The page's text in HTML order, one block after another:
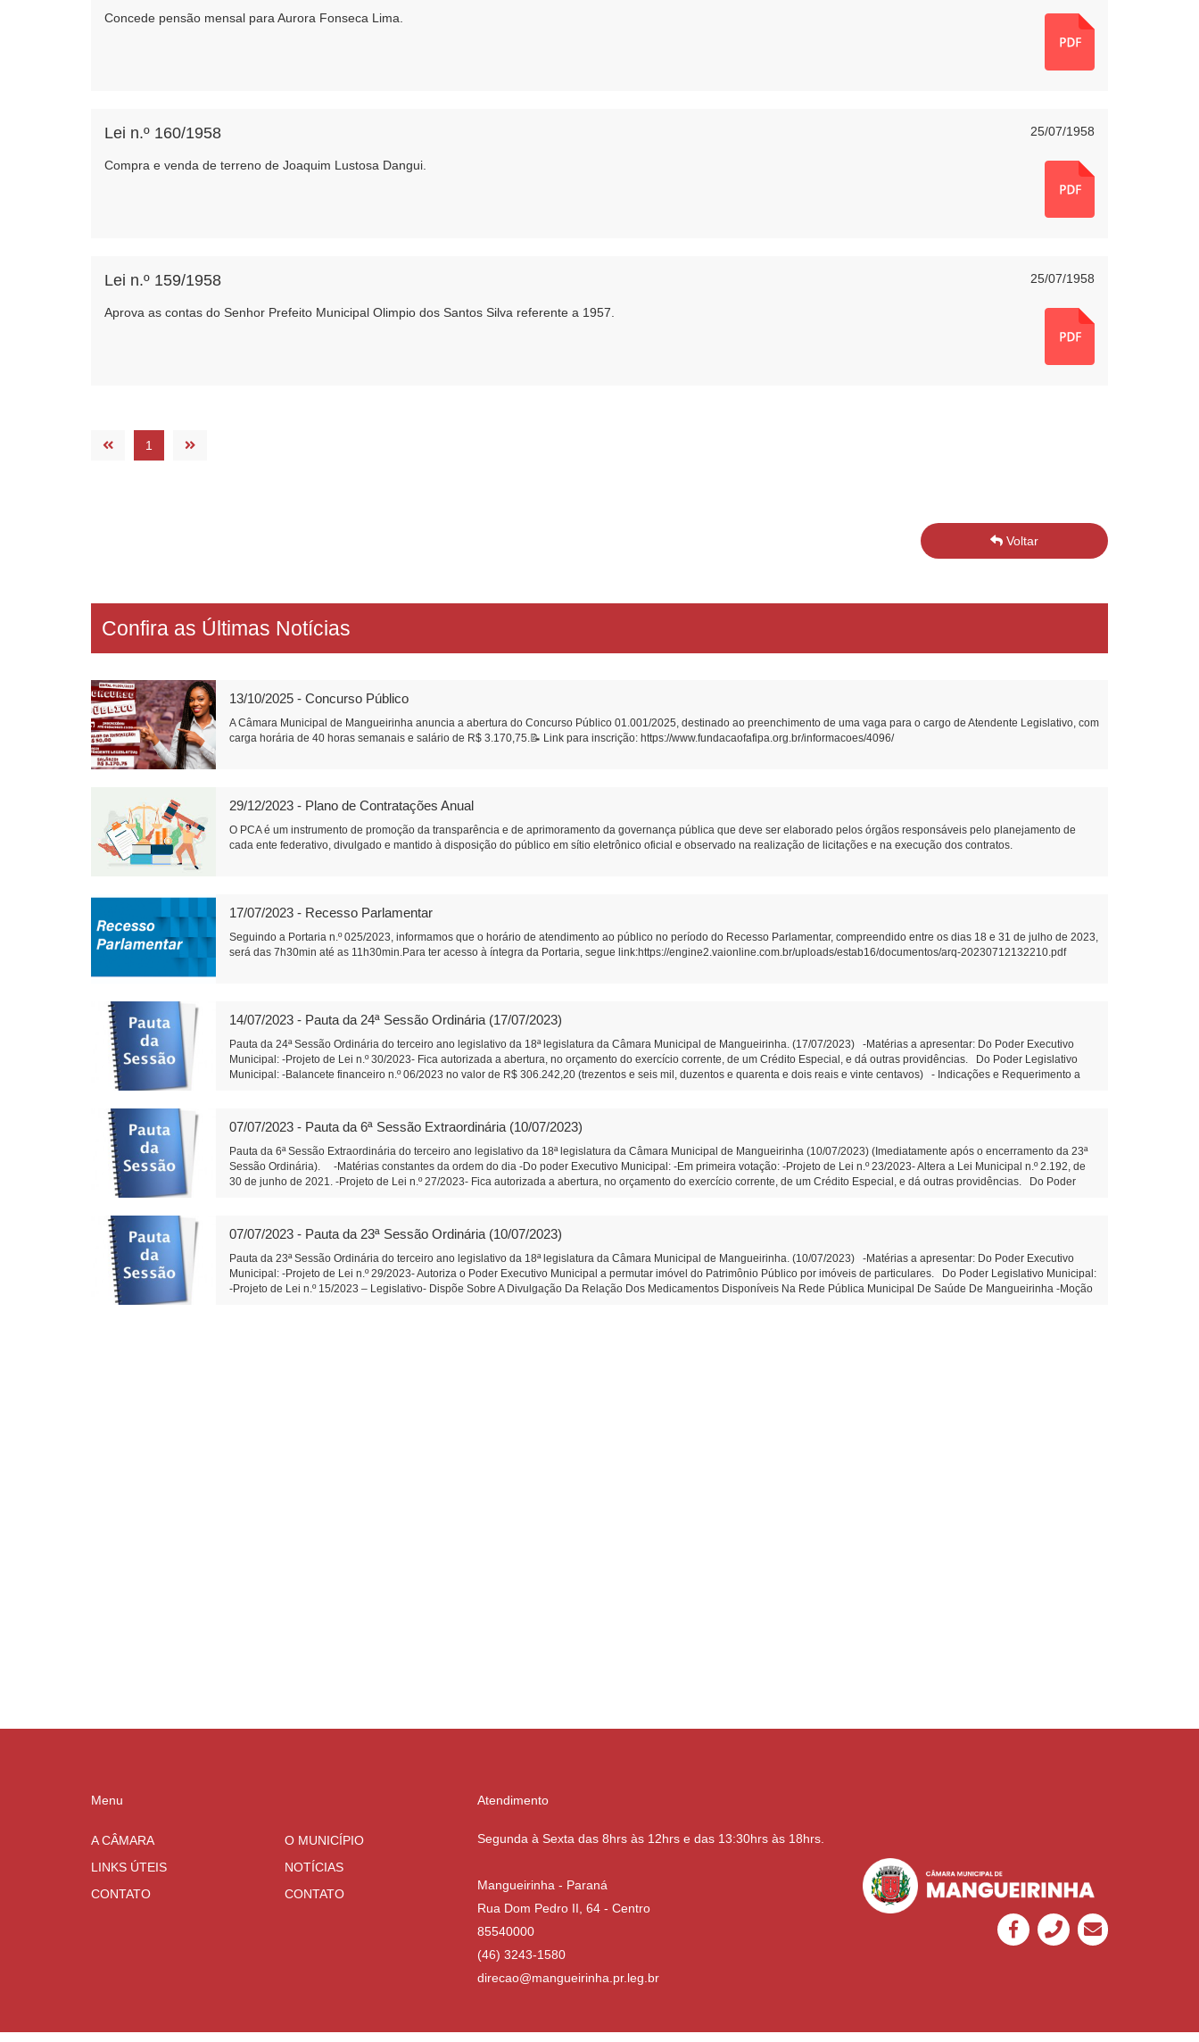
Concede pensão mensal para Aurora Fonseca Lima.
25/07/1958
Lei n.º 160/1958
Compra e venda de terreno de Joaquim Lustosa Dangui.
25/07/1958
Lei n.º 159/1958
Aprova as contas do Senhor Prefeito Municipal Olimpio dos Santos Silva referente a 1957.
1
Voltar
Confira as Últimas Notícias
13/10/2025 - Concurso Público
A Câmara Municipal de Mangueirinha anuncia a abertura do Concurso Público 01.001/2025, destinado ao preenchimento de uma vaga para o cargo de Atendente Legislativo, com
carga horária de 40 horas semanais e salário de R$ 3.170,75.📝 Link para inscrição: https://www.fundacaofafipa.org.br/informacoes/4096/
29/12/2023 - Plano de Contratações Anual
O PCA é um instrumento de promoção da transparência e de aprimoramento da governança pública que deve ser elaborado pelos órgãos responsáveis pelo planejamento de
cada ente federativo, divulgado e mantido à disposição do público em sítio eletrônico oficial e observado na realização de licitações e na execução dos contratos.
17/07/2023 - Recesso Parlamentar
Seguindo a Portaria n.º 025/2023, informamos que o horário de atendimento ao público no período do Recesso Parlamentar, compreendido entre os dias 18 e 31 de julho de 2023,
será das 7h30min até as 11h30min.Para ter acesso à íntegra da Portaria, segue link:https://engine2.vaionline.com.br/uploads/estab16/documentos/arq-20230712132210.pdf
14/07/2023 - Pauta da 24ª Sessão Ordinária (17/07/2023)
Pauta da 24ª Sessão Ordinária do terceiro ano legislativo da 18ª legislatura da Câmara Municipal de Mangueirinha. (17/07/2023) -Matérias a apresentar: Do Poder Executivo
Municipal: -Projeto de Lei n.º 30/2023- Fica autorizada a abertura, no orçamento do exercício corrente, de um Crédito Especial, e dá outras providências. Do Poder Legislativo
Municipal: -Balancete financeiro n.º 06/2023 no valor de R$ 306.242,20 (trezentos e seis mil, duzentos e quarenta e dois reais e vinte centavos) - Indicações e Requerimento a
distribua calcário dolomítico aos produtores da Associação de Produtores Rurais da Comunidade de Linha Boa Sorte. (Diego Bortokoski) -Matérias constantes na Ordem do Dia
Do Poder Executivo Municipal: -Em Segunda Votação: -Projeto de Lei n.º 23/2023- Altera a Lei Municipal n.º 2.192, de 30 de junho de 2021. -Projeto de Lei n.º 27/2023- Fica
autorizada a abertura, no orçamento do exercício corrente, de um Crédito Especial, e dá outras providências. Em Primeira Votação: -Projeto de Lei n.º 28/2023- Autoriza o Poder
Executivo Municipal a firmar transferência voluntaria com a ASERMAN – Associação dos Servidores Públicos Municipais de Mangueirinha e dá outras providências. Do Poder
Legislativo Municipal: -Em segunda votação: -Projeto de Lei n.º 12/2023 – Legislativo-Concede Título de Cidadão Benemérito ao Sr. Ernany Schreiner Serpa. (Alexandre Monteiro
07/07/2023 - Pauta da 6ª Sessão Extraordinária (10/07/2023)
Pauta da 6ª Sessão Extraordinária do terceiro ano legislativo da 18ª legislatura da Câmara Municipal de Mangueirinha (10/07/2023) (Imediatamente após o encerramento da 23ª
Sessão Ordinária). -Matérias constantes da ordem do dia -Do poder Executivo Municipal: -Em primeira votação: -Projeto de Lei n.º 23/2023- Altera a Lei Municipal n.º 2.192, de
30 de junho de 2021. -Projeto de Lei n.º 27/2023- Fica autorizada a abertura, no orçamento do exercício corrente, de um Crédito Especial, e dá outras providências. Do Poder
07/07/2023 - Pauta da 23ª Sessão Ordinária (10/07/2023)
Pauta da 23ª Sessão Ordinária do terceiro ano legislativo da 18ª legislatura da Câmara Municipal de Mangueirinha. (10/07/2023) -Matérias a apresentar: Do Poder Executivo
Municipal: -Projeto de Lei n.º 29/2023- Autoriza o Poder Executivo Municipal a permutar imóvel do Patrimônio Público por imóveis de particulares. Do Poder Legislativo Municipal:
-Projeto de Lei n.º 15/2023 – Legislativo- Dispõe Sobre A Divulgação Da Relação Dos Medicamentos Disponíveis Na Rede Pública Municipal De Saúde De Mangueirinha -Moção
Menu
A CÂMARA
O MUNICÍPIO
LINKS ÚTEIS
NOTÍCIAS
CONTATO
CONTATO
Atendimento
Segunda à Sexta das 8hrs às 12hrs e das 13:30hrs às 18hrs.
Mangueirinha - Paraná
Rua Dom Pedro II, 64 - Centro
85540000
(46) 3243-1580
direcao@mangueirinha.pr.leg.br